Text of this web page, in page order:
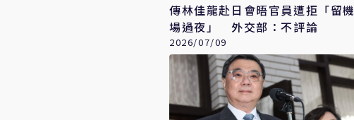
傳林佳龍赴日會晤官員遭拒「留機
場過夜」 外交部：不評論
2026/07/09